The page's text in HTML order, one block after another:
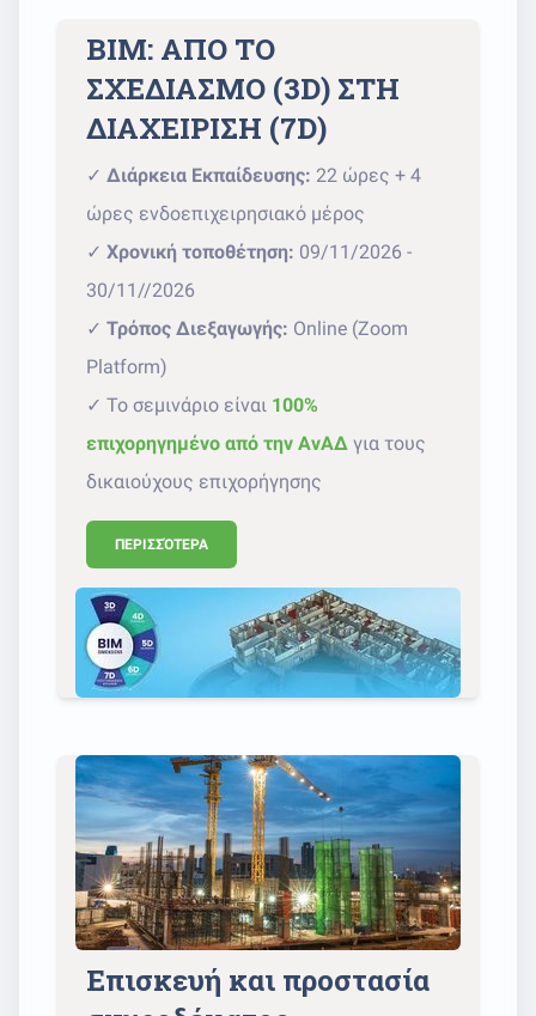
BIM: ΑΠΟ ΤΟ
ΣΧΕΔΙΑΣΜΟ (3D) ΣΤΗ
ΔΙΑΧΕΙΡΙΣΗ (7D)
✓ Διάρκεια Εκπαίδευσης: 22 ώρες + 4
ώρες ενδοεπιχειρησιακό μέρος
✓ Χρονική τοποθέτηση: 09/11/2026 -
30/11//2026
✓ Τρόπος Διεξαγωγής: Online (Zoom
Platform)
✓ Το σεμινάριο είναι 100%
επιχορηγημένο από την ΑνΑΔ για τους
δικαιούχους επιχορήγησης
ΠΕΡΙΣΣΌΤΕΡΑ
Επισκευή και προστασία